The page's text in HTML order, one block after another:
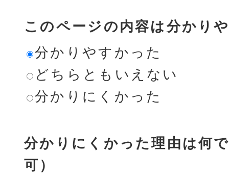
このページの内容は分かり
分かりやすかった
どちらともいえない
分かりにくかった
分かりにくかった理由は何
可）